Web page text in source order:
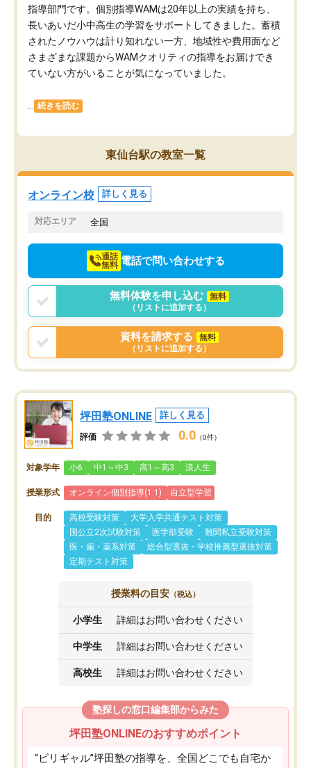
指導部門です。個別指導WAMは20年以上の実績を持ち、
長いあいだ小中高生の学習をサポートしてきました。蓄積
されたノウハウは計り知れない一方、地域性や費用面など
さまざまな課題からWAMクオリティの指導をお届けでき
ていない方がいることが気になっていました。
続きを読む
東仙台駅の教室一覧
オンライン校 詳しく見る
対応エリア 全国
通話
無料 電話で問い合わせする
無料体験を申し込む
無料
（リストに追加する）
資料を請求する
無料
（リストに追加する）
坪田塾ONLINE 詳しく見る
評価 0.0 （0件）
対象学年 小6 中1～中3 高1～高3 浪人生
授業形式 オンライン個別指導(1:1) 自立型学習
目的 高校受験対策
大学入学共通テスト対策
国公立2次試験対策
医学部受験
難関私立受験対策
医・歯・薬系対策
総合型選抜・学校推薦型選抜対策
定期テスト対策
授業料の目安 （税込）
小学生 詳細はお問い合わせください
中学生 詳細はお問い合わせください
高校生 詳細はお問い合わせください
塾探しの窓口編集部からみた
坪田塾ONLINEのおすすめポイント
“ビリギャル”坪田塾の指導を、全国どこでも自宅か